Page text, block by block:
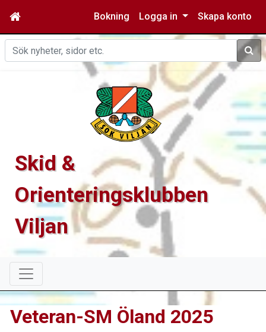
Bokning Logga in Skapa konto
Sök
Skid &
Orienteringsklubben
Viljan
Veteran-SM Öland 2025